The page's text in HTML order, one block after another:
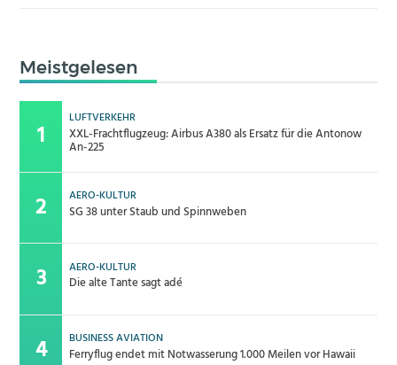
Meistgelesen
LUFTVERKEHR
XXL-Frachtflugzeug: Airbus A380 als Ersatz für die Antonow
An-225
AERO-KULTUR
SG 38 unter Staub und Spinnweben
AERO-KULTUR
Die alte Tante sagt adé
BUSINESS AVIATION
Ferryflug endet mit Notwasserung 1.000 Meilen vor Hawaii